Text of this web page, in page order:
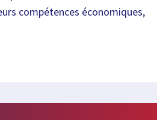
compétences économiques,